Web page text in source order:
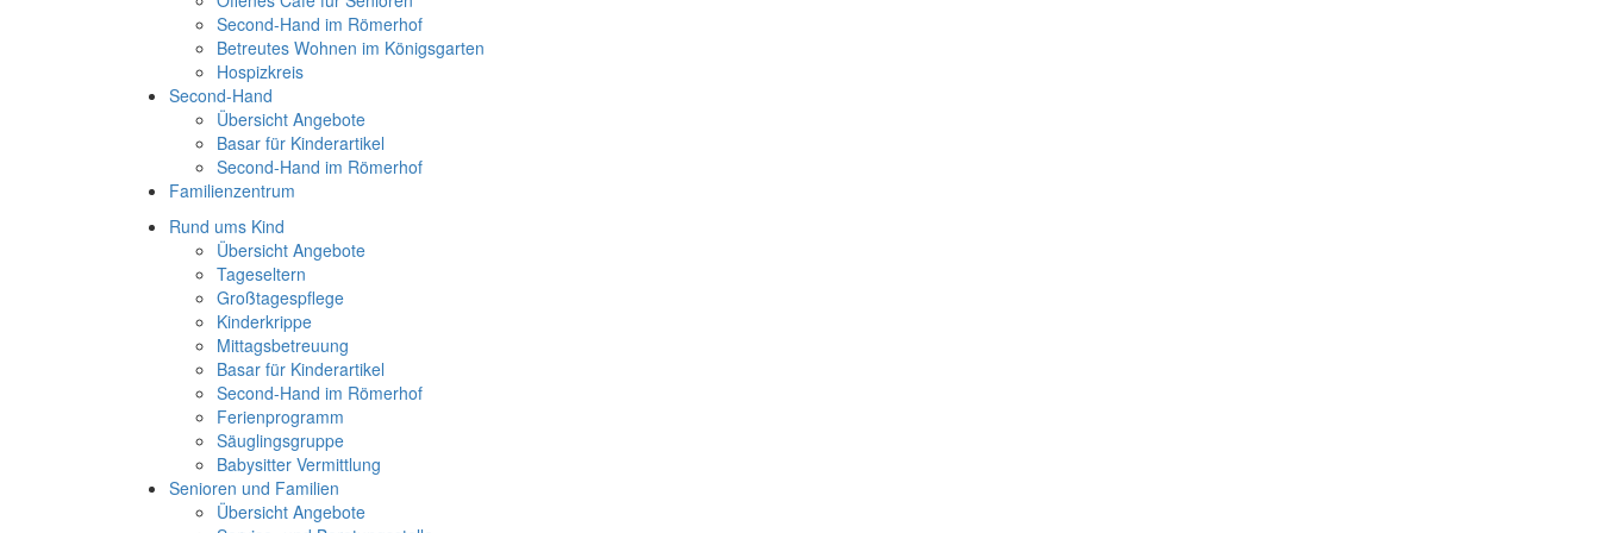
Second-Hand im Römerhof
Betreutes Wohnen im Königsgarten
Hospizkreis
Second-Hand
Übersicht Angebote
Basar für Kinderartikel
Second-Hand im Römerhof
Familienzentrum
Rund ums Kind
Übersicht Angebote
Tageseltern
Großtagespflege
Kinderkrippe
Mittagsbetreuung
Basar für Kinderartikel
Second-Hand im Römerhof
Ferienprogramm
Säuglingsgruppe
Babysitter Vermittlung
Senioren und Familien
Übersicht Angebote